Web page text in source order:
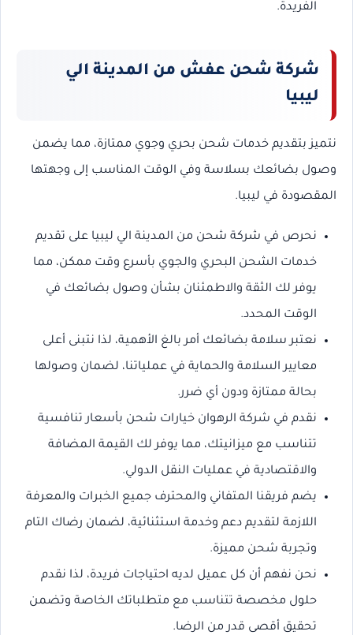
الفريدة.
شركة شحن عفش من المدينة الي
ليبيا
نتميز بتقديم خدمات شحن بحري وجوي ممتازة، مما يضمن
وصول بضائعك بسلاسة وفي الوقت المناسب إلى وجهتها
المقصودة في ليبيا.
نحرص في شركة شحن من المدينة الي ليبيا على تقديم
خدمات الشحن البحري والجوي بأسرع وقت ممكن، مما
يوفر لك الثقة والاطمئنان بشأن وصول بضائعك في
الوقت المحدد.
نعتبر سلامة بضائعك أمر بالغ الأهمية، لذا نتبنى أعلى
معايير السلامة والحماية في عملياتنا، لضمان وصولها
بحالة ممتازة ودون أي ضرر.
نقدم في شركة الرهوان خيارات شحن بأسعار تنافسية
تتناسب مع ميزانيتك، مما يوفر لك القيمة المضافة
والاقتصادية في عمليات النقل الدولي.
يضم فريقنا المتفاني والمحترف جميع الخبرات والمعرفة
اللازمة لتقديم دعم وخدمة استثنائية، لضمان رضاك التام
وتجربة شحن مميزة.
نحن نفهم أن كل عميل لديه احتياجات فريدة، لذا نقدم
حلول مخصصة تتناسب مع متطلباتك الخاصة وتضمن
تحقيق أقصى قدر من الرضا.